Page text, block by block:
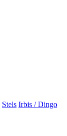
Stels Irbis / Dingo